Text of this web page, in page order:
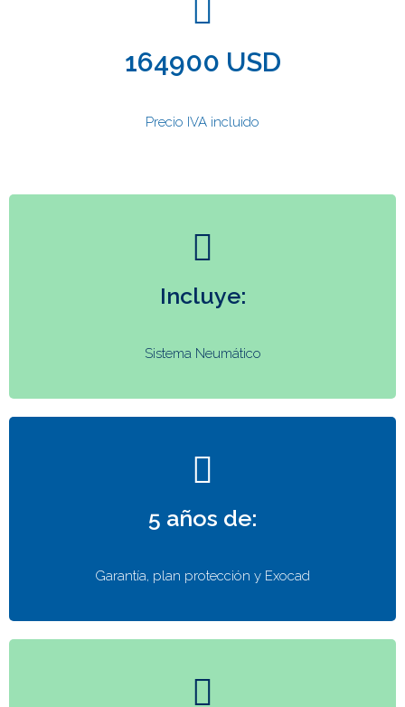
164900 USD
Precio IVA incluido
Incluye:
Sistema Neumático
5 años de:
Garantía, plan protección y Exocad